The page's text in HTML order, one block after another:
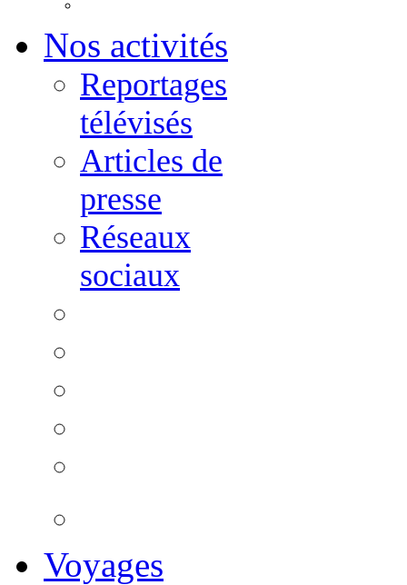
Nos activités
Reportages
télévisés
Articles de
presse
Réseaux
sociaux
Voyages